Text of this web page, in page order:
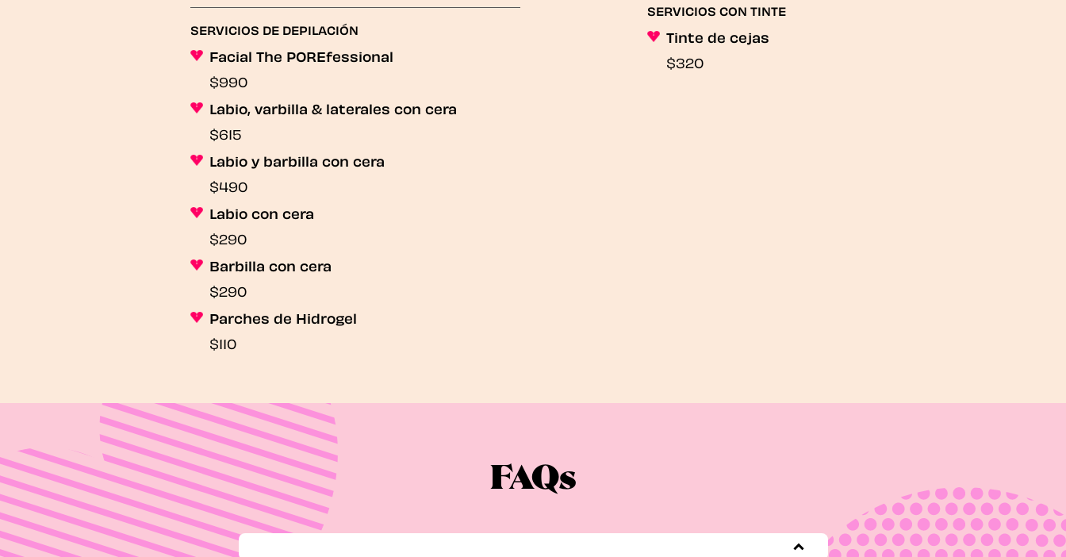
SERVICIOS DE DEPILACIÓN
Facial The POREfessional
$990
Labio, varbilla & laterales con cera
$615
Labio y barbilla con cera
$490
Labio con cera
$290
Barbilla con cera
$290
Parches de Hidrogel
$110
SERVICIOS CON TINTE
Tinte de cejas
$320
FAQs